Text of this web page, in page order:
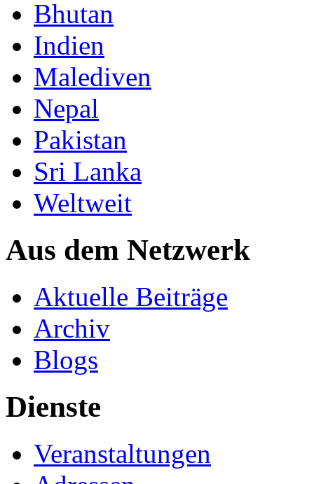
Bhutan
Indien
Malediven
Nepal
Pakistan
Sri Lanka
Weltweit
Aus dem Netzwerk
Aktuelle Beiträge
Archiv
Blogs
Dienste
Veranstaltungen